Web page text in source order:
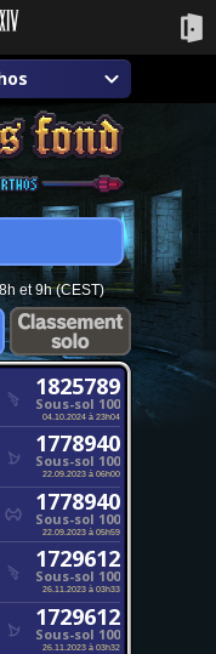
et 9h (CEST)
1825789
Sous-sol 100
04.10.2024 à 23h04
1778940
Sous-sol 100
22.09.2023 à 06h00
1778940
Sous-sol 100
22.09.2023 à 05h59
1729612
Sous-sol 100
26.11.2023 à 03h33
1729612
Sous-sol 100
26.11.2023 à 03h32